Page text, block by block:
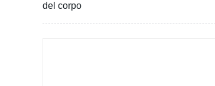
del corpo